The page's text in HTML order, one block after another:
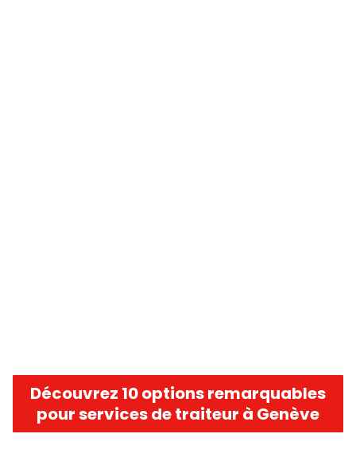
Découvrez 10 options remarquables
pour services de traiteur à Genève